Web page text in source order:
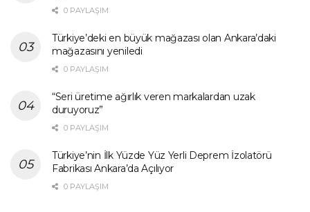
0 PAYLAŞIM
Türkiye’deki en büyük mağazası olan Ankara’daki
mağazasını yeniledi
0 PAYLAŞIM
“Seri üretime ağırlık veren markalardan uzak
duruyoruz”
0 PAYLAŞIM
Türkiye’nin İlk Yüzde Yüz Yerli Deprem İzolatörü
Fabrikası Ankara’da Açılıyor
0 PAYLAŞIM